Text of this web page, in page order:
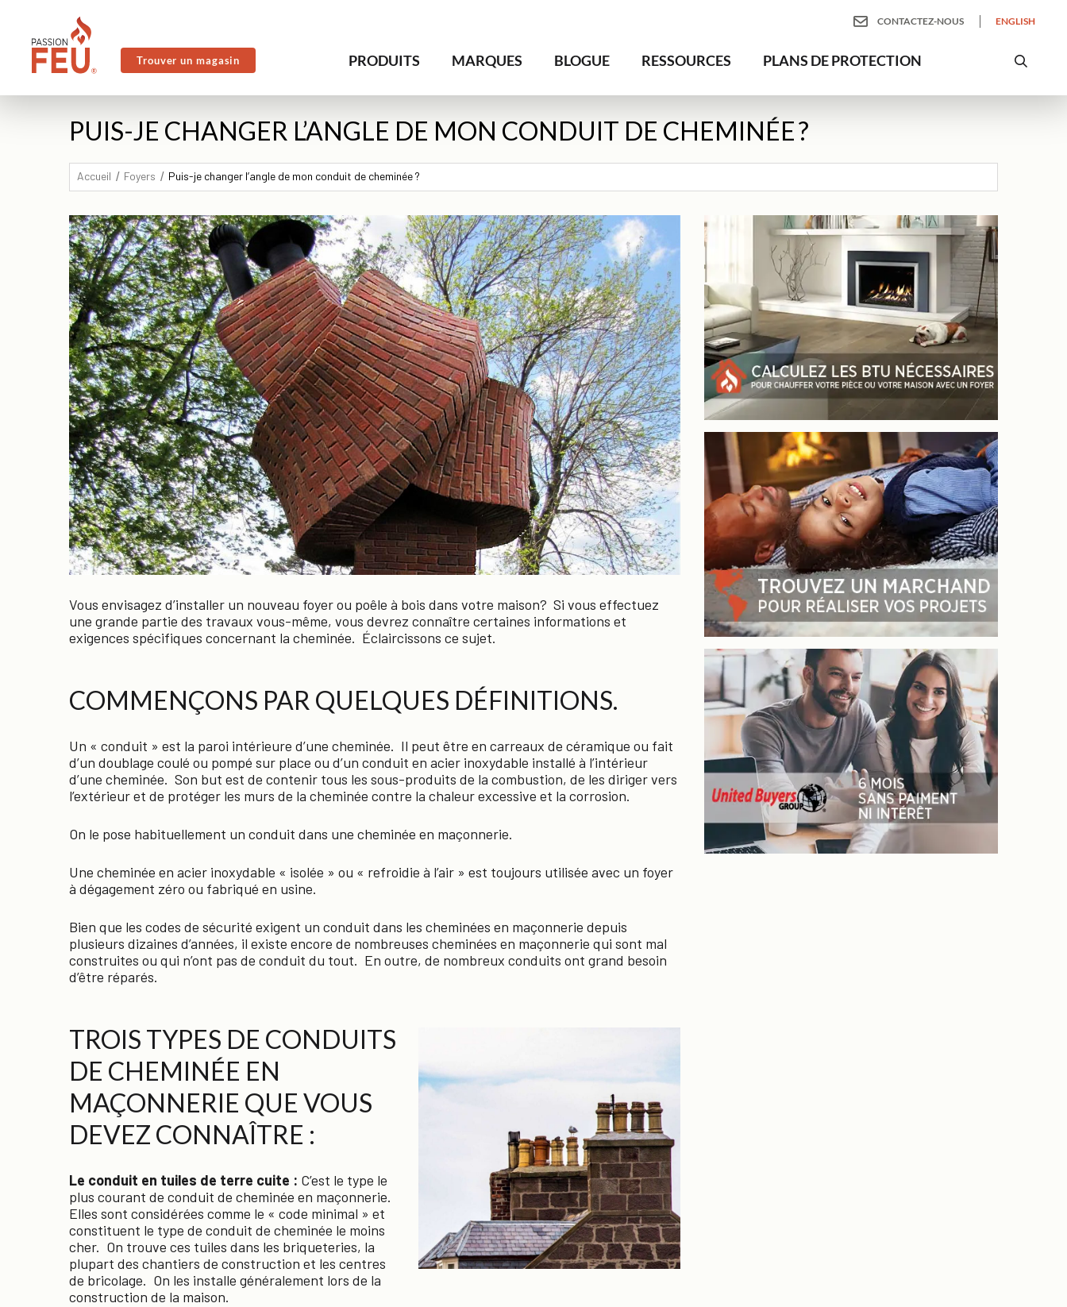
CONTACTEZ-NOUS ENGLISH
Trouver un magasin PRODUITS MARQUES BLOGUE RESSOURCES PLANS DE PROTECTION
PUIS-JE CHANGER L’ANGLE DE MON CONDUIT DE CHEMINÉE ?
Accueil Foyers Puis-je changer l’angle de mon conduit de cheminée ?
Vous envisagez d’installer un nouveau foyer ou poêle à bois dans votre maison? Si vous effectuez
une grande partie des travaux vous-même, vous devrez connaître certaines informations et
exigences spécifiques concernant la cheminée. Éclaircissons ce sujet.
COMMENÇONS PAR QUELQUES DÉFINITIONS.
Un « conduit » est la paroi intérieure d’une cheminée. Il peut être en carreaux de céramique ou fait
d’un doublage coulé ou pompé sur place ou d’un conduit en acier inoxydable installé à l’intérieur
d’une cheminée. Son but est de contenir tous les sous-produits de la combustion, de les diriger vers
l’extérieur et de protéger les murs de la cheminée contre la chaleur excessive et la corrosion.
On le pose habituellement un conduit dans une cheminée en maçonnerie.
Une cheminée en acier inoxydable « isolée » ou « refroidie à l’air » est toujours utilisée avec un foyer
à dégagement zéro ou fabriqué en usine.
Bien que les codes de sécurité exigent un conduit dans les cheminées en maçonnerie depuis
plusieurs dizaines d’années, il existe encore de nombreuses cheminées en maçonnerie qui sont mal
construites ou qui n’ont pas de conduit du tout. En outre, de nombreux conduits ont grand besoin
d’être réparés.
TROIS TYPES DE CONDUITS
DE CHEMINÉE EN
MAÇONNERIE QUE VOUS
DEVEZ CONNAÎTRE :
Le conduit en tuiles de terre cuite : C’est le type le
plus courant de conduit de cheminée en maçonnerie.
Elles sont considérées comme le « code minimal » et
constituent le type de conduit de cheminée le moins
cher. On trouve ces tuiles dans les briqueteries, la
plupart des chantiers de construction et les centres
de bricolage. On les installe généralement lors de la
construction de la maison.